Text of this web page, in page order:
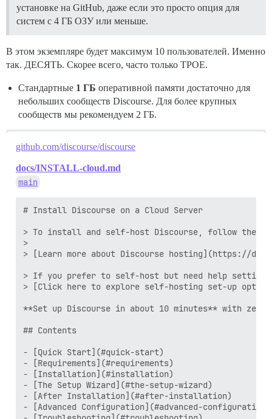
установке на GitHub, даже если это просто опция для
систем с 4 ГБ ОЗУ или меньше.
В этом экземпляре будет максимум 10 пользователей. Именно
так. ДЕСЯТЬ. Скорее всего, часто только ТРОЕ.
Стандартные 1 ГБ оперативной памяти достаточно для
небольших сообществ Discourse. Для более крупных
сообществ мы рекомендуем 2 ГБ.
github.com/discourse/discourse
docs/INSTALL-cloud.md
main
# Install Discourse on a Cloud Server
> To install and self-host Discourse, follow the
>
> [Learn more about Discourse hosting](https://
> If you prefer to self-host but need help setting
> [Click here to explore self-hosting set-up
**Set up Discourse in about 10 minutes** with
## Contents
- [Quick Start](#quick-start)
- [Requirements](#requirements)
- [Installation](#installation)
- [The Setup Wizard](#the-setup-wizard)
- [After Installation](#after-installation)
- [Advanced Configuration](#advanced-configuration)